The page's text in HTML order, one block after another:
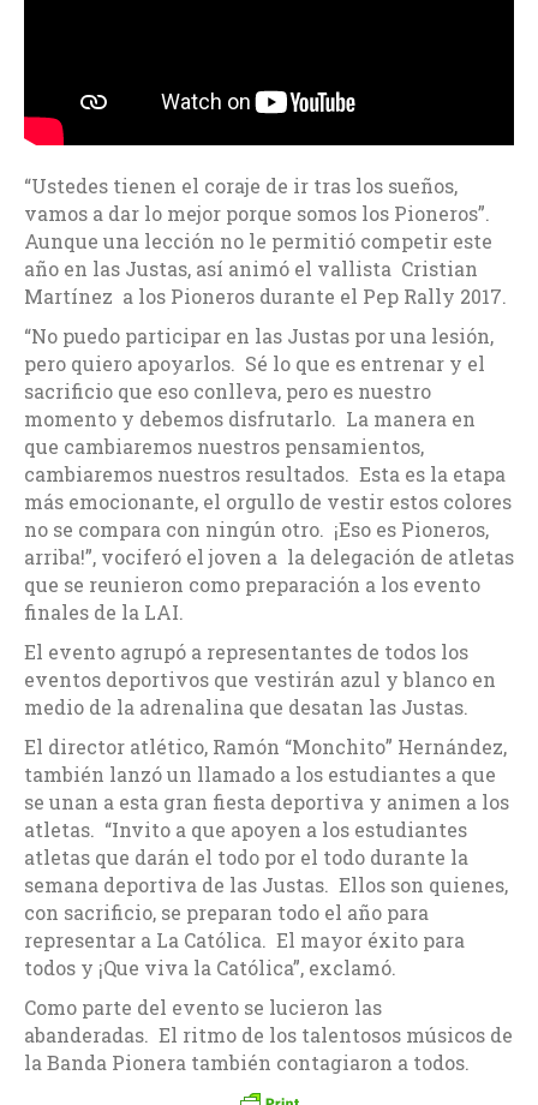
“Ustedes tienen el coraje de ir tras los sueños,
vamos a dar lo mejor porque somos los Pioneros”.
Aunque una lección no le permitió competir este
año en las Justas, así animó el vallista Cristian
Martínez a los Pioneros durante el Pep Rally 2017.
“No puedo participar en las Justas por una lesión,
pero quiero apoyarlos. Sé lo que es entrenar y el
sacrificio que eso conlleva, pero es nuestro
momento y debemos disfrutarlo. La manera en
que cambiaremos nuestros pensamientos,
cambiaremos nuestros resultados. Esta es la etapa
más emocionante, el orgullo de vestir estos colores
no se compara con ningún otro. ¡Eso es Pioneros,
arriba!”, vociferó el joven a la delegación de atletas
que se reunieron como preparación a los evento
finales de la LAI.
El evento agrupó a representantes de todos los
eventos deportivos que vestirán azul y blanco en
medio de la adrenalina que desatan las Justas.
El director atlético, Ramón “Monchito” Hernández,
también lanzó un llamado a los estudiantes a que
se unan a esta gran fiesta deportiva y animen a los
atletas. “Invito a que apoyen a los estudiantes
atletas que darán el todo por el todo durante la
semana deportiva de las Justas. Ellos son quienes,
con sacrificio, se preparan todo el año para
representar a La Católica. El mayor éxito para
todos y ¡Que viva la Católica”, exclamó.
Como parte del evento se lucieron las
abanderadas. El ritmo de los talentosos músicos de
la Banda Pionera también contagiaron a todos.